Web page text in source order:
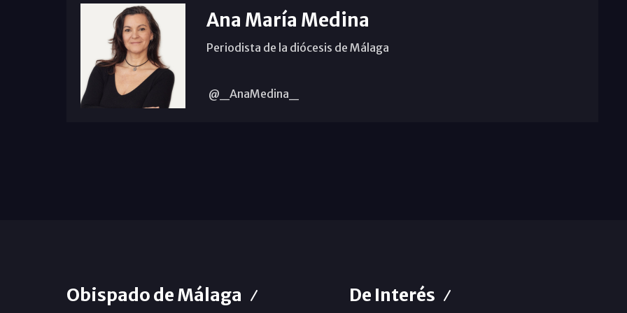
Ana María Medina
Periodista de la diócesis de Málaga
@_AnaMedina_
Obispado de Málaga De Interés